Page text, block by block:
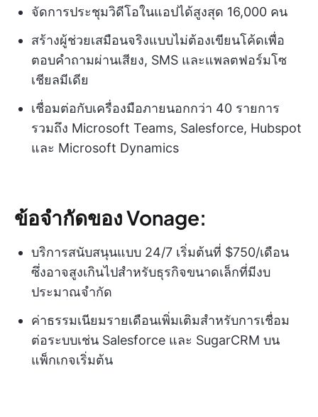
จัดการประชุมวิดีโอในแอปได้สูงสุด 16,000 คน
สร้างผู้ช่วยเสมือนจริงแบบไม่ต้องเขียนโค้ดเพื่อ
ตอบคำถามผ่านเสียง, SMS และแพลตฟอร์มโซ
เชียลมีเดีย
เชื่อมต่อกับเครื่องมือภายนอกกว่า 40 รายการ
รวมถึง Microsoft Teams, Salesforce, Hubspot
และ Microsoft Dynamics
ข้อจำกัดของ Vonage:
บริการสนับสนุนแบบ 24/7 เริ่มต้นที่ $750/เดือน
ซึ่งอาจสูงเกินไปสำหรับธุรกิจขนาดเล็กที่มีงบ
ประมาณจำกัด
ค่าธรรมเนียมรายเดือนเพิ่มเติมสำหรับการเชื่อม
ต่อระบบเช่น Salesforce และ SugarCRM บน
แพ็กเกจเริ่มต้น